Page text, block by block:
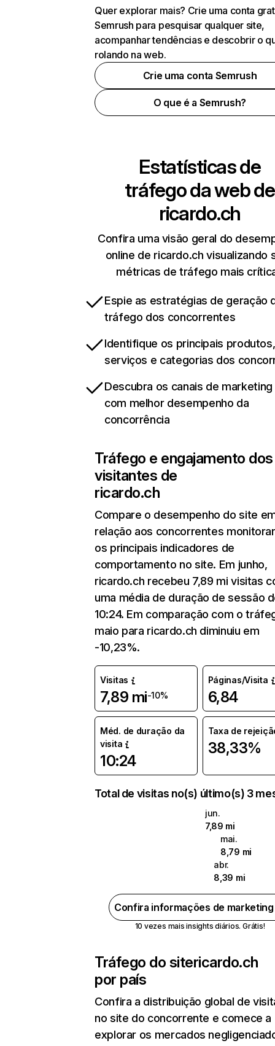
Quer explorar mais? Crie uma conta
Semrush para pesquisar qualquer site,
acompanhar tendências e descobrir o
rolando na web.
Crie uma conta Semrush
O que é a Semrush?
Estatísticas de
tráfego da web de
ricardo.ch
Confira uma visão geral do
online de ricardo.ch visualizando
métricas de tráfego mais
Espie as estratégias de geração
tráfego dos concorrentes
Identifique os principais produtos,
serviços e categorias dos
Descubra os canais de
com melhor desempenho da
concorrência
Tráfego e engajamento dos
visitantes de
ricardo.ch
Compare o desempenho do site
relação aos concorrentes
os principais indicadores de
comportamento no site. Em junho,
ricardo.ch recebeu 7,89 mi visitas
uma média de duração de sessão
10:24. Em comparação com o
maio para ricardo.ch diminuiu em
-10,23%.
Visitas
7,89 mi-10%
Páginas/Visita
6,84
Méd. de duração da
visita
10:24
Taxa de
38,33%
Total de visitas no(s) último(s) 3
jun.
7,89 mi
mai.
8,79 mi
abr.
8,39 mi
Confira informações de
10 vezes mais insights diários. Grátis!
Tráfego do sitericardo.ch
por país
Confira a distribuição global de
no site do concorrente e comece a
explorar os mercados